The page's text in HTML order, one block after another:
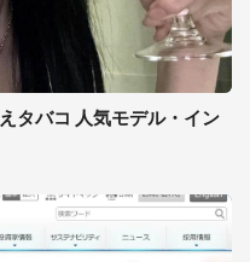
タバコ 人気モデル・イン